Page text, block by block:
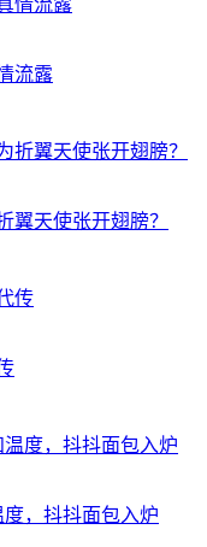
流露
翼天使张开翅膀？
，抖抖面包入炉